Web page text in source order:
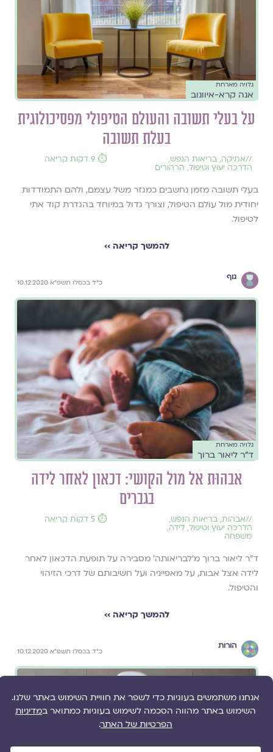
גלויה מארחת
אנה קרא-איוונוב
על בעלי תשובה והעולם הטיפולי מפסיכולוגית
בעלת תשובה
//אתיקה, בריאות הנפש,
הדרכה יעוץ וטיפול, הרהורים
⏱️ 9 דקות קריאה
בעלי תשובה מזמן נחשבים כמגזר משל עצמם, ולהם התמודדות
יחודית מול עולם הטיפול, וצורך גדול במיוחד בהגדרת קוד אתי
לטיפול.
להמשך קריאה ››
גוף
כ״ד בכסלו תשפ״א 10.12.2020
גלויה מארחת
ד"ר ליאור ברוך
אבהוּת אל מול הקושי: דכאון לאחר לידה
בגברים
//אבהות, בריאות הנפש,
הדרכה יעוץ וטיפול, לידה,
משפחה
⏱️ 5 דקות קריאה
ד"ר ליאור ברוך מ'לבריאותה' מסבירה על תופעת הדכאון לאחר
לידה אצל אבות, על מאפייניה ועל חשיבותם של דרכי הזיהוי
והטיפול.
להמשך קריאה ››
הורות
כ״ד בכסלו תשפ״א 10.12.2020